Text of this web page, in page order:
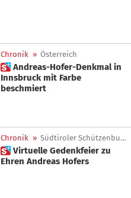
Chronik » Österreich
 Andreas-Hofer-Denkmal in
Innsbruck mit Farbe
beschmiert
Chronik » Südtiroler Schützenbund
 Virtuelle Gedenkfeier zu
Ehren Andreas Hofers